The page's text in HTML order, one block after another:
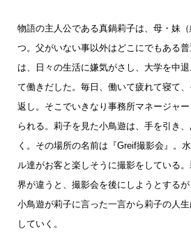
物語の主人公である真鍋莉子は、母・妹
つ。父がいない事以外はどこにでもある
は、日々の生活に嫌気がさし、大学を中
て働きだした。毎日、働いて疲れて寝て
返し。そこでいきなり事務所マネージャ
られる。莉子を見た小鳥遊は、手を引き
く。その場所の名前は『Greif撮影会』。
ル達がお客と楽しそうに撮影をしている
界が違うと、撮影会を後にしようとするが
小鳥遊が莉子に言った一言から莉子の人
していく。